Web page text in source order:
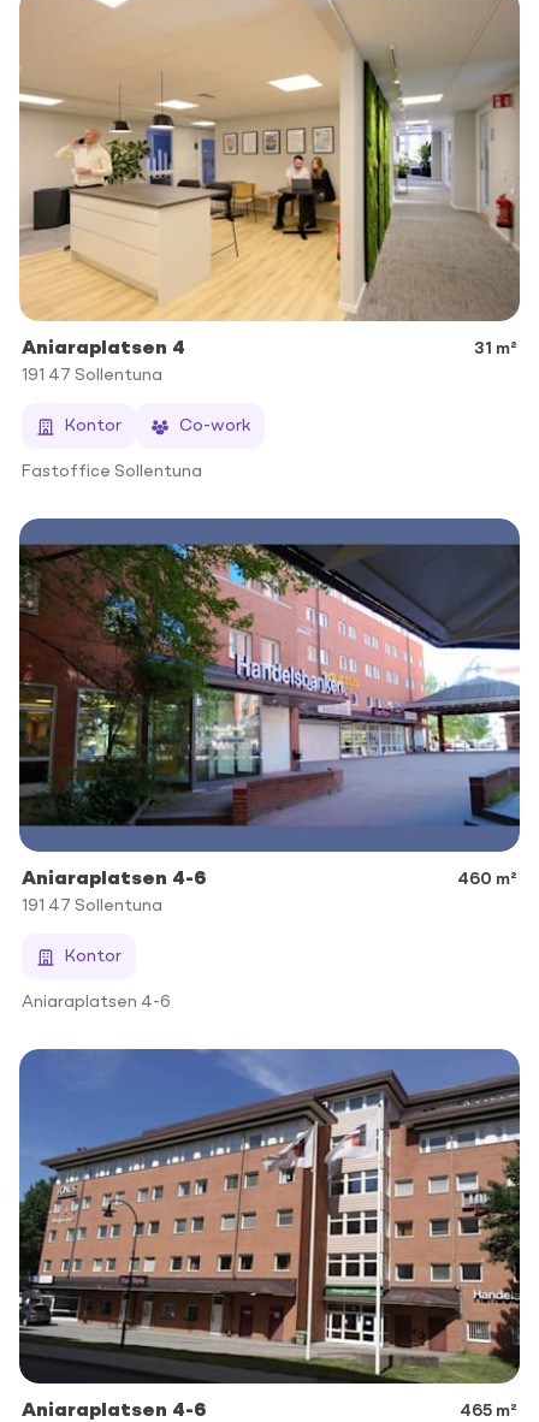
Aniaraplatsen 4
31 m²
191 47 Sollentuna
Kontor Co-work
Fastoffice Sollentuna
Aniaraplatsen 4-6
460 m²
191 47 Sollentuna
Kontor
Aniaraplatsen 4-6
Aniaraplatsen 4-6
465 m²